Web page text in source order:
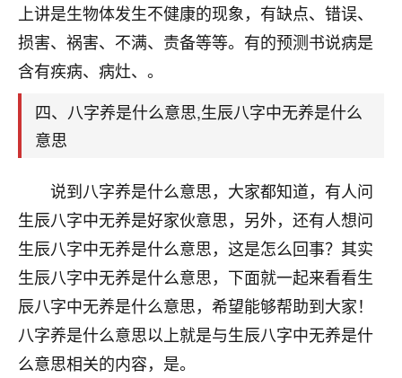
上讲是生物体发生不健康的现象，有缺点、错误、
损害、祸害、不满、责备等等。有的预测书说病是
含有疾病、病灶、。
四、八字养是什么意思,生辰八字中无养是什么
意思
说到八字养是什么意思，大家都知道，有人问
生辰八字中无养是好家伙意思，另外，还有人想问
生辰八字中无养是什么意思，这是怎么回事？其实
生辰八字中无养是什么意思，下面就一起来看看生
辰八字中无养是什么意思，希望能够帮助到大家！
八字养是什么意思以上就是与生辰八字中无养是什
么意思相关的内容，是。
鹿森：你可以找老师看看，人有时不服命不行
啊！
太阳当空赵
是我从找店开始都是找慧来老师跟进的，选
址、风水、还有开业日子，哪哪都看了，虽然
大环境不好，但是我家生意还可以，前几天又
2小时前 来自海南 18
梦醒时分
我女儿高二叛逆，大半年不上学，一说她就要死要活
的，把我们两口子愁的不行，朋友给我推荐的慧来老
师，一开始我是病急乱投医，这半年来，法事一个个
做完，我女儿跟变了个人一样，不期望她能考多好的
大学，只要能安安稳稳的把书读了，身体心理都健健
康康的我就很知足了！